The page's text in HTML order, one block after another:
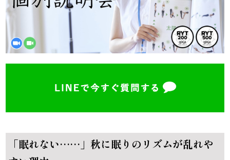
「眠れない……」秋に眠りのリズムが乱れや